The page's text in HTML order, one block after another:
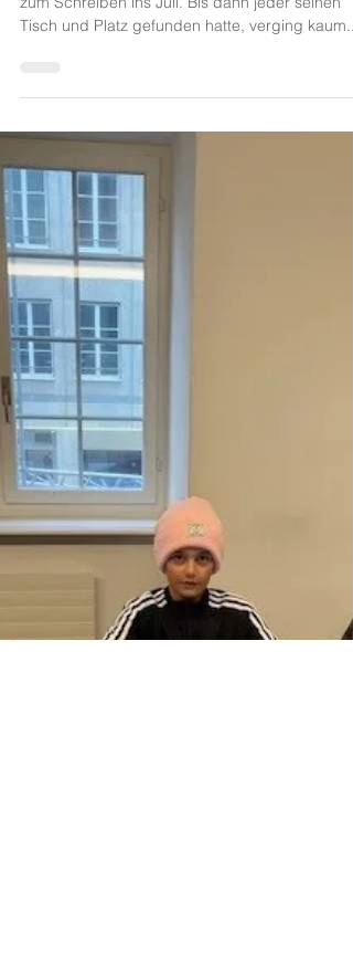
12. März 2025
Vorletztes Treffen
Heute, am 13.3. kam eine sehr grosse Gruppe
zum Schreiben ins Jull. Bis dann jeder seinen
Tisch und Platz gefunden hatte, verging kaum...